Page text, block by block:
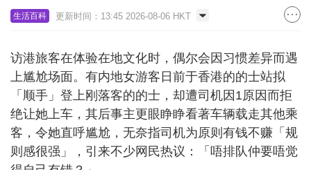
生活百科 更新时间：13:45 2026-08-06 HKT
访港旅客在体验在地文化时，偶尔会因习惯差异而遇
上尴尬场面。有内地女游客日前于香港的的士站拟
「顺手」登上刚落客的的士，却遭司机因1原因而拒
绝让她上车，其后事主更眼睁睁看著车辆载走其他乘
客，令她直呼尴尬，无奈指司机为原则有钱不赚「规
则感很强」，引来不少网民热议：「唔排队仲要唔觉